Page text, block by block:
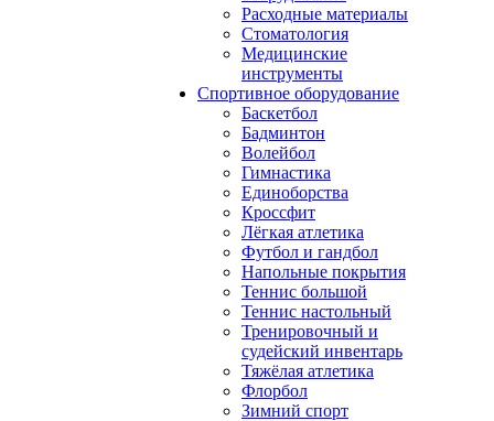
Расходные материалы
Стоматология
Медицинские
инструменты
Спортивное оборудование
Баскетбол
Бадминтон
Волейбол
Гимнастика
Единоборства
Кроссфит
Лёгкая атлетика
Футбол и гандбол
Напольные покрытия
Теннис большой
Теннис настольный
Тренировочный и
судейский инвентарь
Тяжёлая атлетика
Флорбол
Зимний спорт